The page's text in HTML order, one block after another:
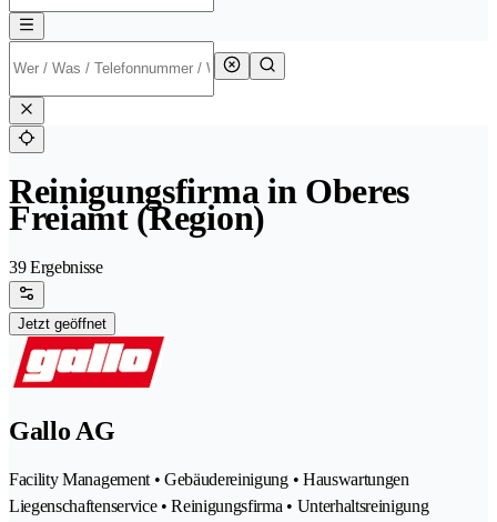
Reinigungsfirma in Oberes
Freiamt (Region)
39 Ergebnisse
Jetzt geöffnet
Gallo AG
Facility Management • Gebäudereinigung • Hauswartungen
Liegenschaftenservice • Reinigungsfirma • Unterhaltsreinigung